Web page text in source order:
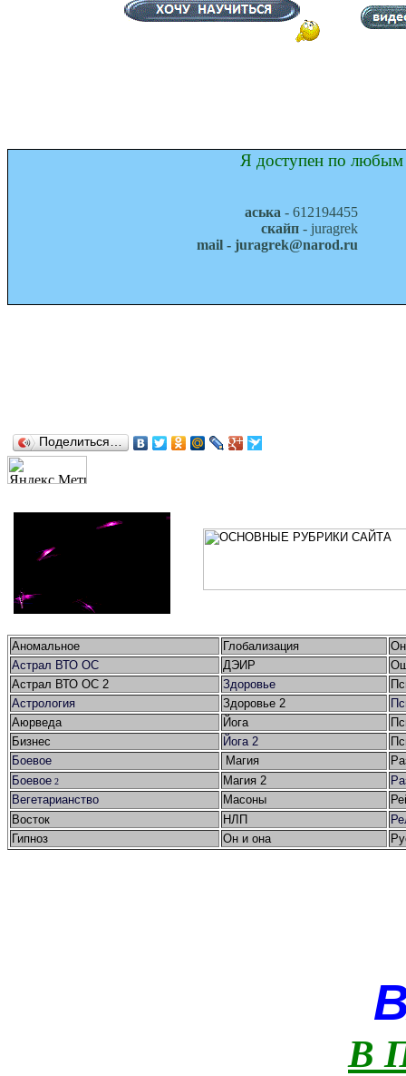
Я доступен по любым
аська - 612194455
скайп - juragrek
mail - juragrek@narod.ru
Поделиться…
Аномальное Глобализация
Астрал ВТО ОС
ДЭИР
Астрал ВТО ОС 2
Здоровье
Астрология
Здоровье 2
Аюрведа
Йога
Бизнес
Йога 2
Боевое
Магия
Боевое 2 Магия 2
Вегетарианство
Масоны
Восток
НЛП
Гипноз
Он и она
В